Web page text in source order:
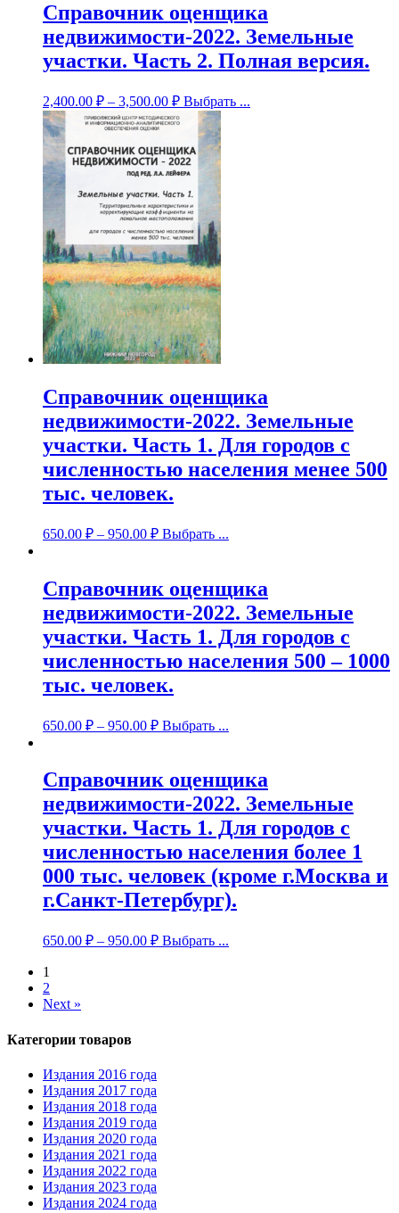
Справочник оценщика
недвижимости-2022. Земельные
участки. Часть 2. Полная версия.
2,400.00 ₽ – 3,500.00 ₽ Выбрать ...
Справочник оценщика
недвижимости-2022. Земельные
участки. Часть 1. Для городов с
численностью населения менее 500
тыс. человек.
650.00 ₽ – 950.00 ₽ Выбрать ...
Справочник оценщика
недвижимости-2022. Земельные
участки. Часть 1. Для городов с
численностью населения 500 – 1000
тыс. человек.
650.00 ₽ – 950.00 ₽ Выбрать ...
Справочник оценщика
недвижимости-2022. Земельные
участки. Часть 1. Для городов с
численностью населения более 1
000 тыс. человек (кроме г.Москва и
г.Санкт-Петербург).
650.00 ₽ – 950.00 ₽ Выбрать ...
1
2
Next »
Категории товаров
Издания 2016 года
Издания 2017 года
Издания 2018 года
Издания 2019 года
Издания 2020 года
Издания 2021 года
Издания 2022 года
Издания 2023 года
Издания 2024 года